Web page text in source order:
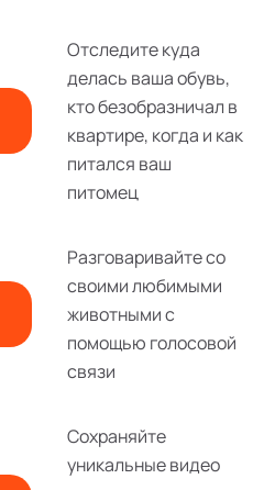
Отследите куда
делась ваша обувь,
кто безобразничал в
квартире, когда и как
питался ваш
питомец
Разговаривайте со
своими любимыми
животными с
помощью голосовой
связи
Сохраняйте
уникальные видео